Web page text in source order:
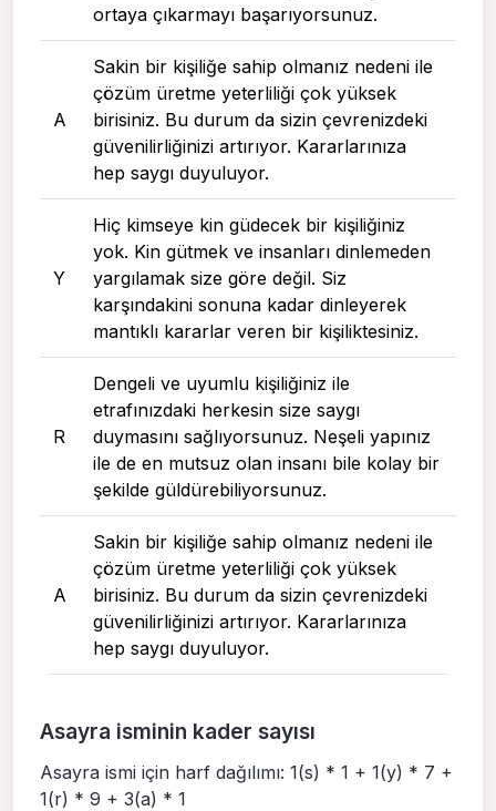
ortaya çıkarmayı başarıyorsunuz.
A
Sakin bir kişiliğe sahip olmanız nedeni ile
çözüm üretme yeterliliği çok yüksek
birisiniz. Bu durum da sizin çevrenizdeki
güvenilirliğinizi artırıyor. Kararlarınıza
hep saygı duyuluyor.
Y
Hiç kimseye kin güdecek bir kişiliğiniz
yok. Kin gütmek ve insanları dinlemeden
yargılamak size göre değil. Siz
karşındakini sonuna kadar dinleyerek
mantıklı kararlar veren bir kişiliktesiniz.
R
Dengeli ve uyumlu kişiliğiniz ile
etrafınızdaki herkesin size saygı
duymasını sağlıyorsunuz. Neşeli yapınız
ile de en mutsuz olan insanı bile kolay bir
şekilde güldürebiliyorsunuz.
A
Sakin bir kişiliğe sahip olmanız nedeni ile
çözüm üretme yeterliliği çok yüksek
birisiniz. Bu durum da sizin çevrenizdeki
güvenilirliğinizi artırıyor. Kararlarınıza
hep saygı duyuluyor.
Asayra isminin kader sayısı
Asayra ismi için harf dağılımı: 1(s) * 1 + 1(y) * 7 +
1(r) * 9 + 3(a) * 1